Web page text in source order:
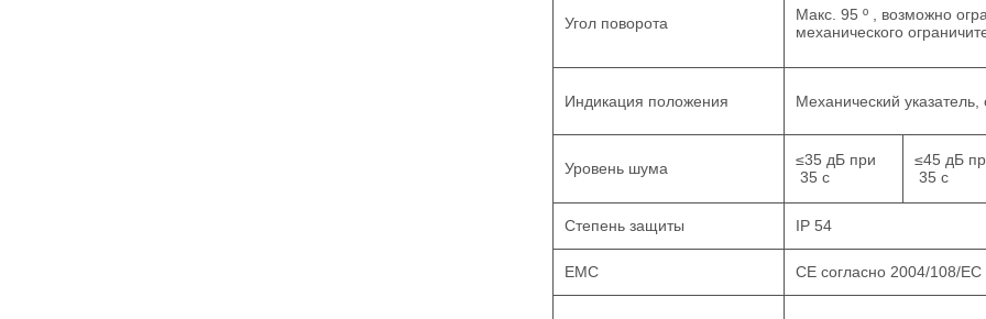
Угол поворота
Макс. 95 º , возможно
механического
Индикация положения Механический
Уровень шума
≤35 дБ при
35 с
≤45 дБ
35 с
Степень защиты IP 54
EMC CE согласно 2004/108/EC